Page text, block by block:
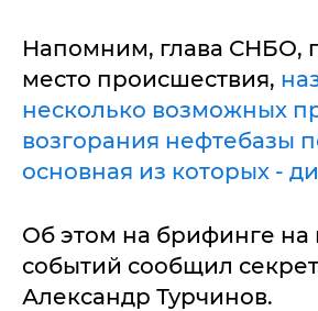
Напомним, глава СНБО,
место происшествия,
несколько возможных
возгорания нефтебазы
основная из которых -
Об этом на брифинге на
событий сообщил
Александр Турчинов.